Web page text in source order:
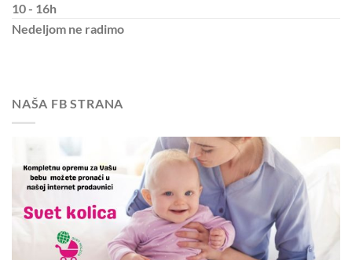
10 - 16h
Nedeljom ne radimo
NAŠA FB STRANA